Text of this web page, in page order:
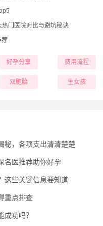
门医院对比与避坑秘诀
荐
好孕分享 费用流程
双胞胎 生女孩
秘，各项支出清清楚楚
名医推荐助你好孕
这些关键信息要知道
重点排查
功吗？